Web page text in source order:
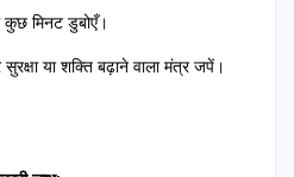
कुछ मिनट डुबोएँ।
या शक्ति बढ़ाने वाला मंत्र जपें।